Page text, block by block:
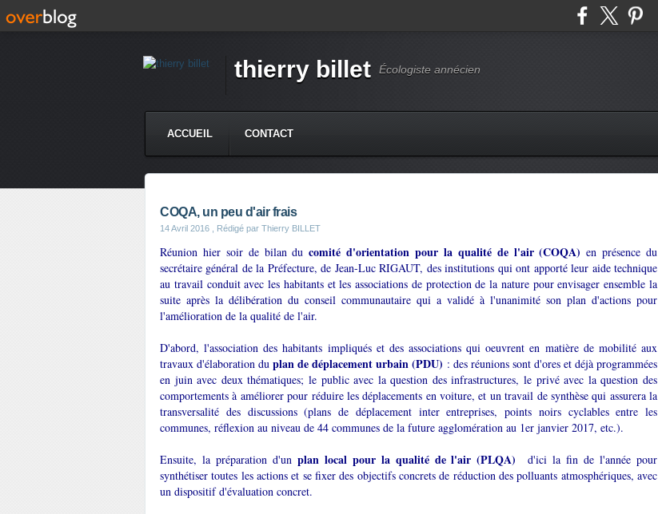
thierry billet Écologiste annécien
ACCUEIL CONTACT
COQA, un peu d'air frais
14 Avril 2016 , Rédigé par Thierry BILLET
Réunion hier soir de bilan ducomité d'orientation pour la qualité de l'air (COQA) en présence du
secrétaire général de la Préfecture, de Jean-Luc RIGAUT, des institutions qui ont apporté leur aide technique
au travail conduit avec les habitants et les associations de protection de la nature pour envisager ensemble la
suite après la délibération du conseil communautaire qui a validé à l'unanimité son plan d'actions pour
l'amélioration de la qualité de l'air.
D'abord, l'association des habitants impliqués et des associations qui oeuvrent en matière de mobilité aux
travaux d'élaboration duplan de déplacement urbain (PDU) : des réunions sont d'ores et déjà programmées
en juin avec deux thématiques; le public avec la question des infrastructures, le privé avec la question des
comportements à améliorer pour réduire les déplacements en voiture, et un travail de synthèse qui assurera la
transversalité des discussions (plans de déplacement inter entreprises, points noirs cyclables entre les
communes, réflexion au niveau de 44 communes de la future agglomération au 1er janvier 2017, etc.).
Ensuite, la préparation d'un plan local pour la qualité de l'air (PLQA) d'ici la fin de l'année pour
synthétiser toutes les actions et se fixer des objectifs concrets de réduction des polluants atmosphériques, avec
un dispositif d'évaluation concret.